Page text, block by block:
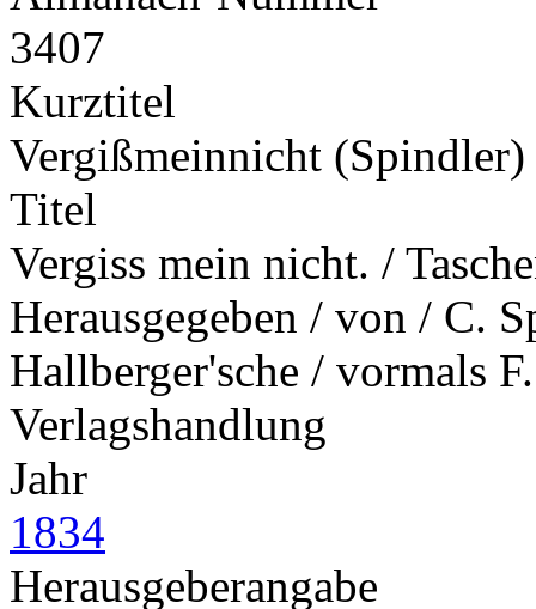
3407
Kurztitel
Vergißmeinnicht (Spindler)
Titel
Vergiss mein nicht. /
Herausgegeben / von / C.
Hallberger'sche / vormals
Verlagshandlung
Jahr
1834
Herausgeberangabe